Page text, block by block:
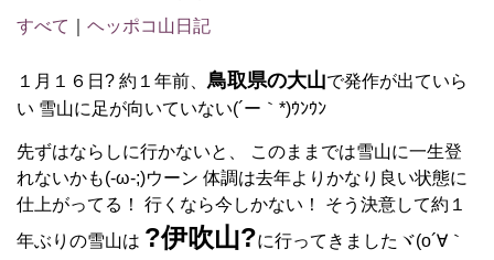
すべて
ヘッポコ山日記
１月１６日? 約１年前、 鳥取県の大山で発作が出ていら
い 雪山に足が向いていない(´ー｀*)ｳﾝｳﾝ
先ずはならしに行かないと、 このままでは雪山に一生登
れないかも(-ω-;)ウーン 体調は去年よりかなり良い状態に
仕上がってる！ 行くなら今しかない！ そう決意して約１
年ぶりの雪山は ?伊吹山?に行ってきましたヾ(o´∀｀